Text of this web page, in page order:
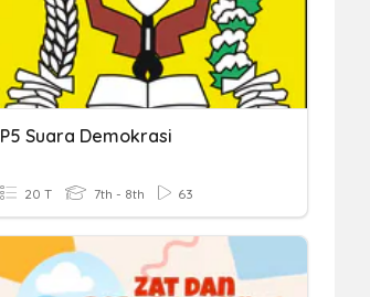
P5 Suara Demokrasi
20 T 7th - 8th 63